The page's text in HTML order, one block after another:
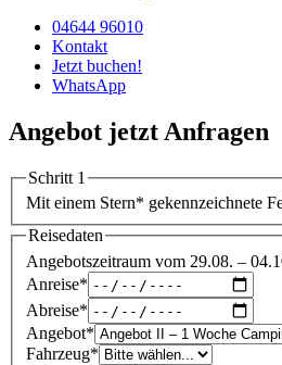
04644 96010
Kontakt
Jetzt buchen!
WhatsApp
Angebot jetzt Anfragen
Schritt 1
Mit einem Stern* gekennzeichnete
Reisedaten
Angebotszeitraum vom 29.08. –
Anreise*
Abreise*
Angebot*
Fahrzeug*